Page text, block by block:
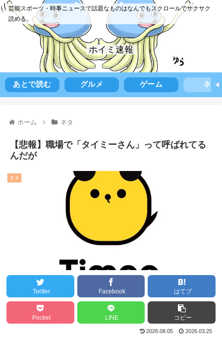
芸能スポーツ・時事ニュースで話題なものはなんでもスクロールでサクサク
読める。
ホイミ速報
あとで読む グルメ ゲーム ネタ
ホーム ネタ
【悲報】職場で「タイミーさん」って呼ばれてる
んだが
ネタ
Twitter Facebook はてブ
Pocket LINE コピー
2026.08.05 2026.03.25